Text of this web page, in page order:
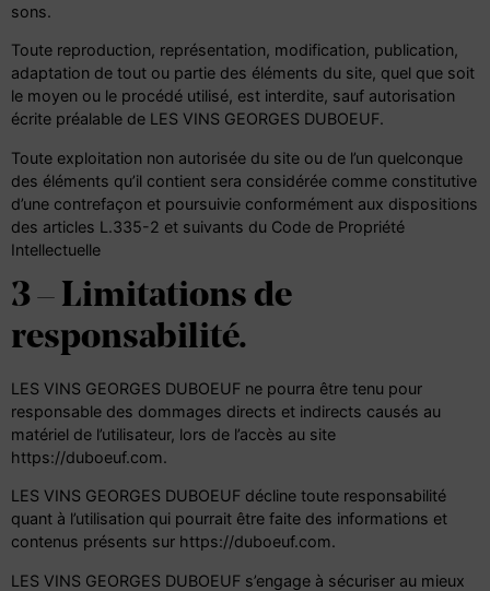
sons.
Toute reproduction, représentation, modification, publication,
adaptation de tout ou partie des éléments du site, quel que soit
le moyen ou le procédé utilisé, est interdite, sauf autorisation
écrite préalable de LES VINS GEORGES DUBOEUF.
Toute exploitation non autorisée du site ou de l’un quelconque
des éléments qu’il contient sera considérée comme constitutive
d’une contrefaçon et poursuivie conformément aux dispositions
des articles L.335-2 et suivants du Code de Propriété
Intellectuelle
3 – Limitations de
responsabilité.
LES VINS GEORGES DUBOEUF ne pourra être tenu pour
responsable des dommages directs et indirects causés au
matériel de l’utilisateur, lors de l’accès au site
https://duboeuf.com.
LES VINS GEORGES DUBOEUF décline toute responsabilité
quant à l’utilisation qui pourrait être faite des informations et
contenus présents sur https://duboeuf.com.
LES VINS GEORGES DUBOEUF s’engage à sécuriser au mieux